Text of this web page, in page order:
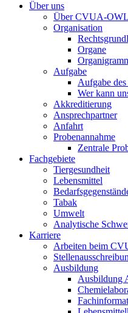
Über uns
Über CVUA-OWL
Organisation
Organe
Aufgabe
Aufgabe
Wer kann
Akkreditierung
Ansprechpartner
Anfahrt
Probenannahme
Zentrale
Fachgebiete
Tiergesundheit
Lebensmittel
Tabak
Umwelt
Analytische
Karriere
Arbeiten beim
Ausbildung
Ausbildung